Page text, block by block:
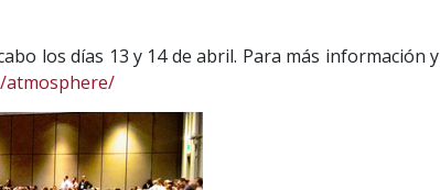
los días 13 y 14 de abril. Para más información y
atmosphere/